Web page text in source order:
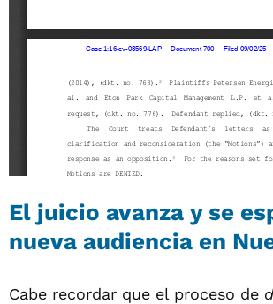
El juicio avanza y se
nueva audiencia en
Cabe recordar que el proceso de